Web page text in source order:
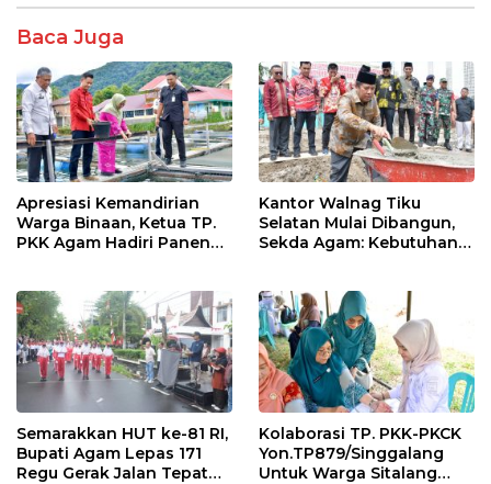
o
o
k
p
p
Baca Juga
Apresiasi Kemandirian
Warga Binaan, Ketua TP.
PKK Agam Hadiri Panen
Kantor Walnag Tiku
Selatan Mulai Dibangun,
Sekda Agam: Kebutuhan
Semarakkan HUT ke-81 RI,
Bupati Agam Lepas 171
Regu Gerak Jalan Tepat
Kolaborasi TP. PKK-PKCK
Yon.TP879/Singgalang
Untuk Warga Sitalang